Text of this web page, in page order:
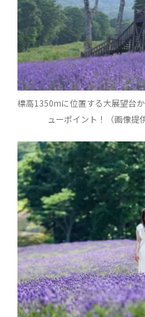
標高1350mに位置する大展望台
ューポイント！（画像提